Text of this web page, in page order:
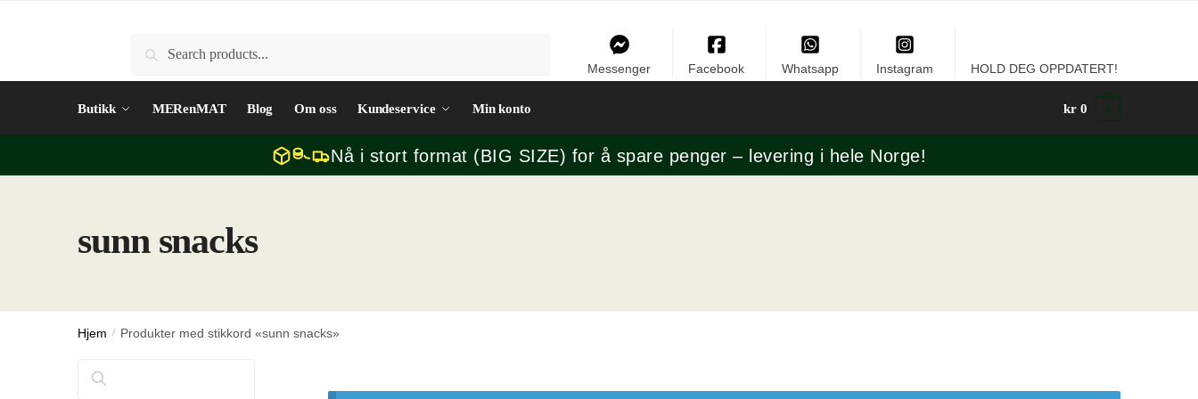
Søk
Søk
Messenger Facebook Whatsapp Instagram HOLD DEG OPPDATERT!
Butikk MERenMAT Blog Om oss Kundeservice Min konto kr 0
Nå i stort format (BIG SIZE) for å spare penger – levering i hele Norge!
sunn snacks
Hjem / Produkter med stikkord «sunn snacks»
Søk